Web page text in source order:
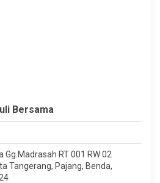
Bersama
RT 001 RW 02
Tangerang, Pajang, Benda,